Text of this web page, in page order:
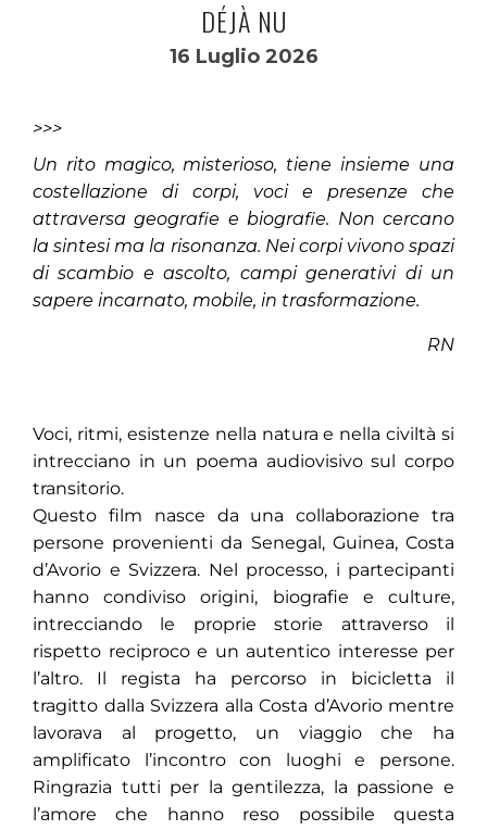
DÉJÀ NU
16 Luglio 2026
>>>
Un rito magico, misterioso, tiene insieme una
costellazione di corpi, voci e presenze che
attraversa geografie e biografie. Non cercano
la sintesi ma la risonanza. Nei corpi vivono spazi
di scambio e ascolto, campi generativi di un
sapere incarnato, mobile, in trasformazione.
RN
Voci, ritmi, esistenze nella natura e nella civiltà si
intrecciano in un poema audiovisivo sul corpo
transitorio.
Questo film nasce da una collaborazione tra
persone provenienti da Senegal, Guinea, Costa
d’Avorio e Svizzera. Nel processo, i partecipanti
hanno condiviso origini, biografie e culture,
intrecciando le proprie storie attraverso il
rispetto reciproco e un autentico interesse per
l’altro. Il regista ha percorso in bicicletta il
tragitto dalla Svizzera alla Costa d’Avorio mentre
lavorava al progetto, un viaggio che ha
amplificato l’incontro con luoghi e persone.
Ringrazia tutti per la gentilezza, la passione e
l’amore che hanno reso possibile questa